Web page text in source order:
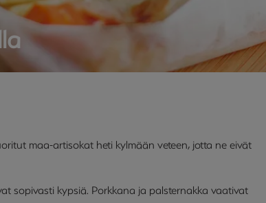
maa-artisokat heti kylmään veteen, jotta ne eivät
sopivasti kypsiä. Porkkana ja palsternakka vaativat